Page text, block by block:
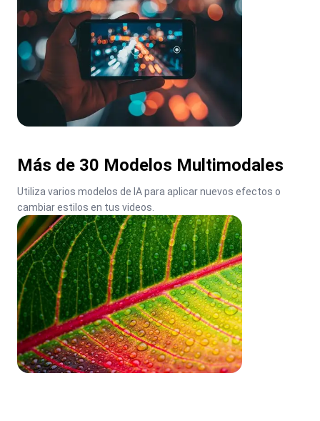
Más de 30 Modelos Multimodales
Utiliza varios modelos de IA para aplicar nuevos efectos o
cambiar estilos en tus videos.